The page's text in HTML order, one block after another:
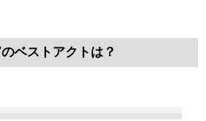
ベストアクトは？